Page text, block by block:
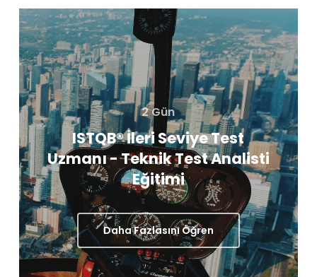
2 Gün
ISTQB® İleri Seviye Test
Uzmanı - Teknik Test Analisti
Eğitimi
Daha Fazlasını Öğren